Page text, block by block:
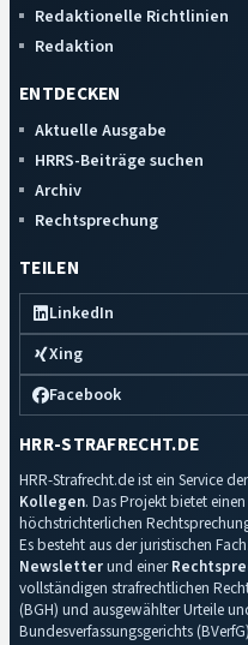
Redaktionelle Richtlinien
Redaktion
ENTDECKEN
Aktuelle Ausgabe
HRRS-Beiträge suchen
Archiv
Rechtsprechung
TEILEN
LinkedIn
Xing
Facebook
HRR-STRAFRECHT.DE
HRR-Strafrecht.de ist ein Service
Kollegen. Das Projekt bietet
höchstrichterlichen
Es besteht aus der juristischen
Newsletterund einer
vollständigen strafrechtlichen
(BGH) und ausgewählter Urteile
Bundesverfassungsgerichts